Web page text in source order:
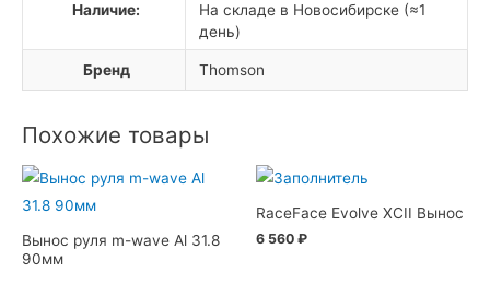
Наличие:
На складе в Новосибирске (≈1
день)
Бренд Thomson
Похожие товары
Вынос руля m-wave Al 31.8
90мм
RaceFace Evolve XCII Вынос
6 560 ₽